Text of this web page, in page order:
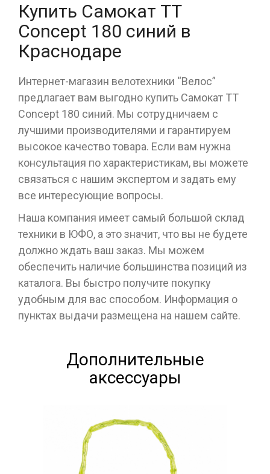
Купить Самокат ТТ
Concept 180 синий в
Краснодаре
Интернет-магазин велотехники “Велос”
предлагает вам выгодно купить Самокат ТТ
Concept 180 синий. Мы сотрудничаем с
лучшими производителями и гарантируем
высокое качество товара. Если вам нужна
консультация по характеристикам, вы можете
связаться с нашим экспертом и задать ему
все интересующие вопросы.
Наша компания имеет самый большой склад
техники в ЮФО, а это значит, что вы не будете
должно ждать ваш заказ. Мы можем
обеспечить наличие большинства позиций из
каталога. Вы быстро получите покупку
удобным для вас способом. Информация о
пунктах выдачи размещена на нашем сайте.
Дополнительные
аксессуары